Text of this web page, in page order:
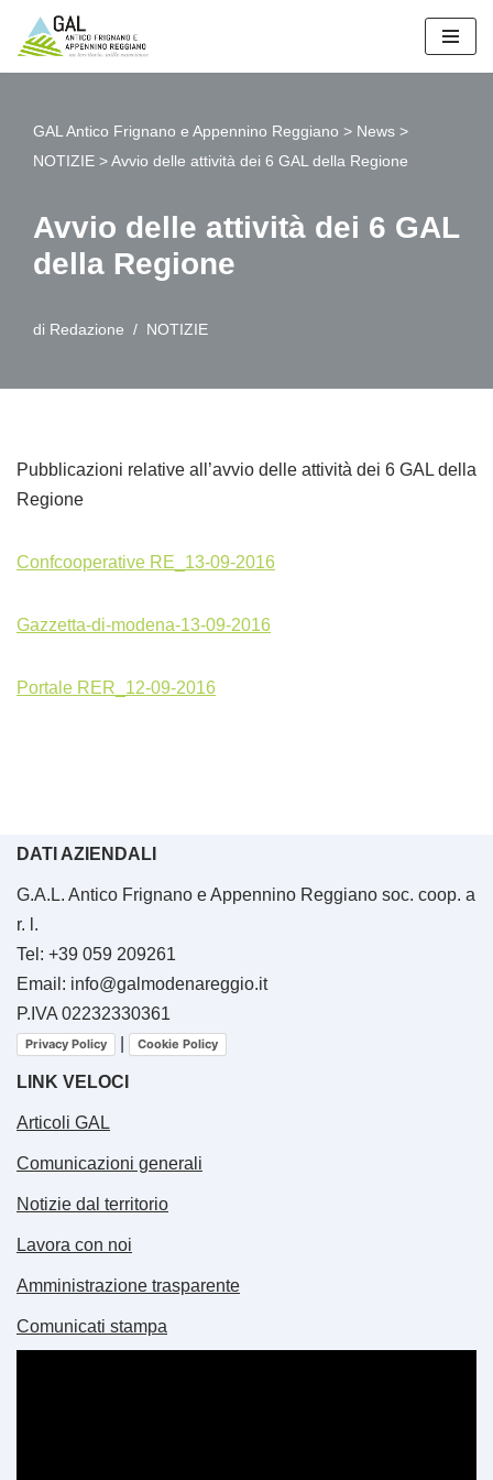
Vai
GAL Antico Frignano e Appennino Reggiano > News >
NOTIZIE >Avvio delle attività dei 6 GAL della Regione
Avvio delle attività dei 6 GAL
della Regione
di Redazione NOTIZIE
Pubblicazioni relative all’avvio delle attività dei 6 GAL della
Regione
Confcooperative RE_13-09-2016
Gazzetta-di-modena-13-09-2016
Portale RER_12-09-2016
DATI AZIENDALI
G.A.L. Antico Frignano e Appennino Reggiano soc. coop. a
r. l.
Tel: +39 059 209261
Email: info@galmodenareggio.it
P.IVA 02232330361
Privacy Policy Cookie Policy
LINK VELOCI
Articoli GAL
Comunicazioni generali
Notizie dal territorio
Lavora con noi
Amministrazione trasparente
Comunicati stampa